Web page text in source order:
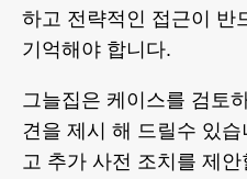
하고 전략적인 접근이 반
기억해야 합니다.
그늘집은 케이스를 검토
견을 제시 해 드릴수 있
고 추가 사전 조치를 제